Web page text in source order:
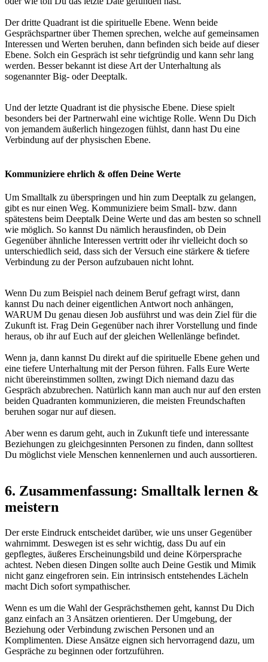
Der dritte Quadrant ist die spirituelle Ebene. Wenn beide
Gesprächspartner über Themen sprechen, welche auf gemeinsamen
Interessen und Werten beruhen, dann befinden sich beide auf dieser
Ebene. Solch ein Gespräch ist sehr tiefgründig und kann sehr lang
werden. Besser bekannt ist diese Art der Unterhaltung als
sogenannter Big- oder Deeptalk.
Und der letzte Quadrant ist die physische Ebene. Diese spielt
besonders bei der Partnerwahl eine wichtige Rolle. Wenn Du Dich
von jemandem äußerlich hingezogen fühlst, dann hast Du eine
Verbindung auf der physischen Ebene.
Kommuniziere ehrlich & offen Deine Werte
Um Smalltalk zu überspringen und hin zum Deeptalk zu gelangen,
gibt es nur einen Weg. Kommuniziere beim Small- bzw. dann
spätestens beim Deeptalk Deine Werte und das am besten so schnell
wie möglich. So kannst Du nämlich herausfinden, ob Dein
Gegenüber ähnliche Interessen vertritt oder ihr vielleicht doch so
unterschiedlich seid, dass sich der Versuch eine stärkere & tiefere
Verbindung zu der Person aufzubauen nicht lohnt.
Wenn Du zum Beispiel nach deinem Beruf gefragt wirst, dann
kannst Du nach deiner eigentlichen Antwort noch anhängen,
WARUM Du genau diesen Job ausführst und was dein Ziel für die
Zukunft ist. Frag Dein Gegenüber nach ihrer Vorstellung und finde
heraus, ob ihr auf Euch auf der gleichen Wellenlänge befindet.
Wenn ja, dann kannst Du direkt auf die spirituelle Ebene gehen und
eine tiefere Unterhaltung mit der Person führen. Falls Eure Werte
nicht übereinstimmen sollten, zwingt Dich niemand dazu das
Gespräch abzubrechen. Natürlich kann man auch nur auf den ersten
beiden Quadranten kommunizieren, die meisten Freundschaften
beruhen sogar nur auf diesen.
Aber wenn es darum geht, auch in Zukunft tiefe und interessante
Beziehungen zu gleichgesinnten Personen zu finden, dann solltest
Du möglichst viele Menschen kennenlernen und auch aussortieren.
6. Zusammenfassung: Smalltalk lernen &
meistern
Der erste Eindruck entscheidet darüber, wie uns unser Gegenüber
wahrnimmt. Deswegen ist es sehr wichtig, dass Du auf ein
gepflegtes, äußeres Erscheinungsbild und deine Körpersprache
achtest. Neben diesen Dingen sollte auch Deine Gestik und Mimik
nicht ganz eingefroren sein. Ein intrinsisch entstehendes Lächeln
macht Dich sofort sympathischer.
Wenn es um die Wahl der Gesprächsthemen geht, kannst Du Dich
ganz einfach an 3 Ansätzen orientieren. Der Umgebung, der
Beziehung oder Verbindung zwischen Personen und an
Komplimenten. Diese Ansätze eignen sich hervorragend dazu, um
Gespräche zu beginnen oder fortzuführen.